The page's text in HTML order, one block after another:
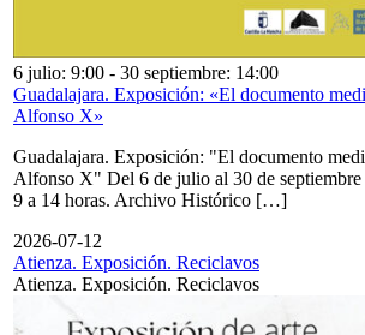
6 julio: 9:00 - 30 septiembre: 14:00
Guadalajara. Exposición: «El documento
Alfonso X»
Guadalajara. Exposición: "El documento
Alfonso X" Del 6 de julio al 30 de septiembre
9 a 14 horas. Archivo Histórico […]
2026-07-12
Atienza. Exposición. Reciclavos
Atienza. Exposición. Reciclavos